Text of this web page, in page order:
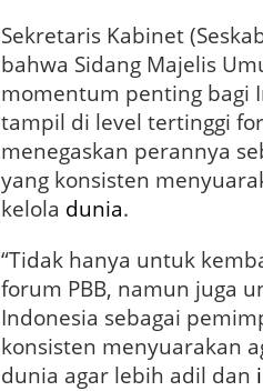
Sekretaris Kabinet
bahwa Sidang Majelis
momentum penting bagi
tampil di level tertinggi
menegaskan perannya
yang konsisten
kelola dunia.
“Tidak hanya untuk
forum PBB, namun juga
Indonesia sebagai
konsisten menyuarakan
dunia agar lebih adil dan